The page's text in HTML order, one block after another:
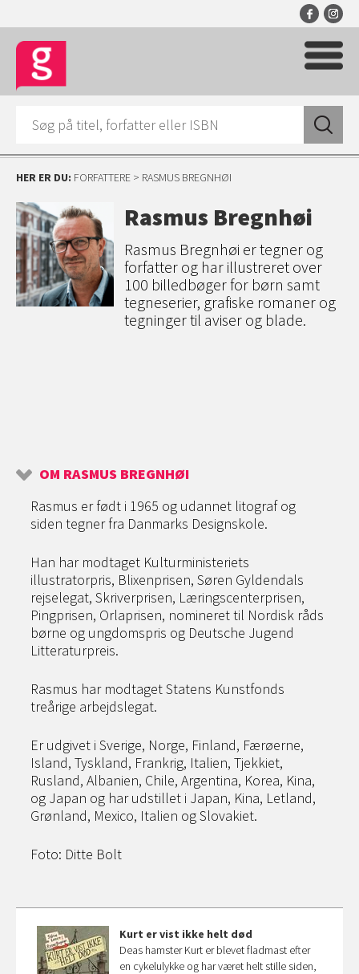
HER ER DU: FORFATTERE > RASMUS BREGNHØI
Rasmus Bregnhøi
Rasmus Bregnhøi er tegner og
forfatter og har illustreret over
100 billedbøger for børn samt
tegneserier, grafiske romaner og
tegninger til aviser og blade.
OM RASMUS BREGNHØI
Rasmus er født i 1965 og udannet litograf og
siden tegner fra Danmarks Designskole.
Han har modtaget Kulturministeriets
illustratorpris, Blixenprisen, Søren Gyldendals
rejselegat, Skriverprisen, Læringscenterprisen,
Pingprisen, Orlaprisen, nomineret til Nordisk råds
børne og ungdomspris og Deutsche Jugend
Litteraturpreis.
Rasmus har modtaget Statens Kunstfonds
treårige arbejdslegat.
Er udgivet i Sverige, Norge, Finland, Færøerne,
Island, Tyskland, Frankrig, Italien, Tjekkiet,
Rusland, Albanien, Chile, Argentina, Korea, Kina,
og Japan og har udstillet i Japan, Kina, Letland,
Grønland, Mexico, Italien og Slovakiet.
Foto: Ditte Bolt
Kurt er vist ikke helt død
Deas hamster Kurt er blevet fladmast efter
en cykelulykke og har været helt stille siden,